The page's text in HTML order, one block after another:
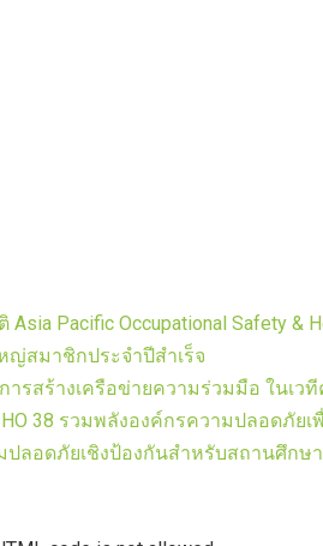
Pacific Occupational Safety &
ญ่สมาชิกประจำปีสำเร็จ
การสร้างเครือข่ายความร่วมมือ ในเ
38 รวมพลังองค์กรความปลอดภัย
ปลอดภัยเชิงป้องกันสำหรับสถานศึกษา